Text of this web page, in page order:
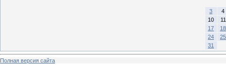
3
4
10
11
17
18
24
25
31
Полная версия сайта